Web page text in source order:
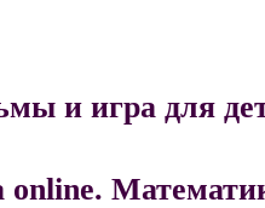
и игра для